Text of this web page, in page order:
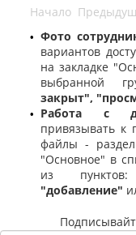
Начало
• Фото
вариантов
на закладке
выбранной
закрыт",
• Работа с
привязывать к
файлы -
"Основное" в
из
"добавление"